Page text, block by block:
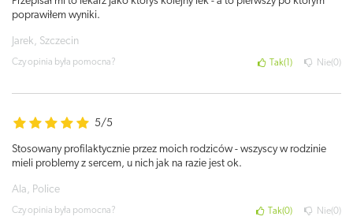
poprawiłem wyniki.
Jarek, Szczecin
Czy opinia była pomocna? Tak 1 Nie 0
5/5
Stosowany profilaktycznie przez moich rodziców - wszyscy w rodzinie
mieli problemy z sercem, u nich jak na razie jest ok.
Ala, Police
Czy opinia była pomocna? Tak 0 Nie 0